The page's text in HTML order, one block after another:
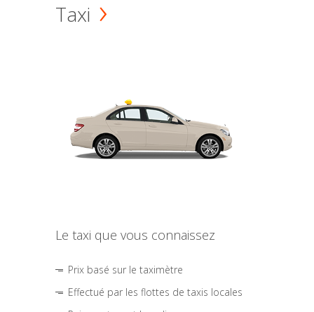
Taxi
Le taxi que vous connaissez
Prix basé sur le taximètre
Effectué par les flottes de taxis locales